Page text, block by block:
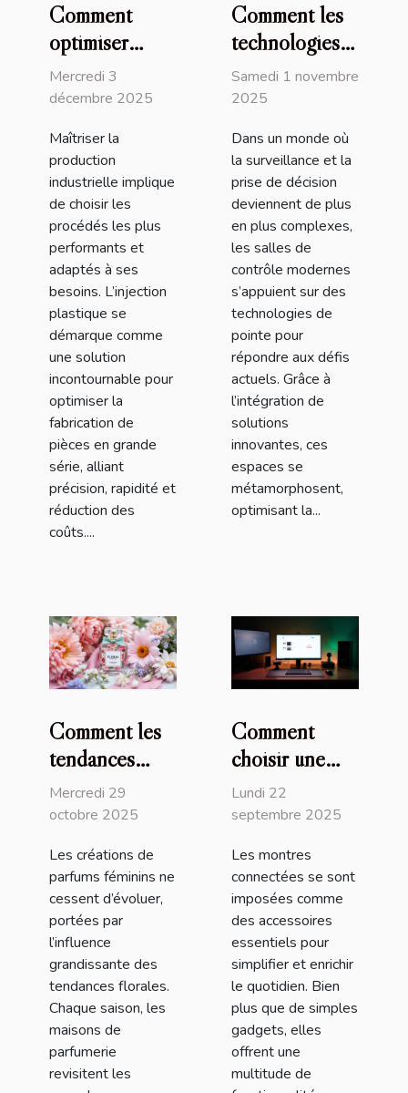
Comment
optimiser
votre
production
industrielle
grâce à
l'injection
plastique ?
Mercredi 3
décembre 2025
Maîtriser la
production
industrielle implique
de choisir les
procédés les plus
performants et
adaptés à ses
besoins. L’injection
plastique se
démarque comme
une solution
incontournable pour
optimiser la
fabrication de
pièces en grande
série, alliant
précision, rapidité et
réduction des
coûts....
Comment les
technologies
de pointe
transforment
contrôle
modernes ?
Samedi 1 novembre
2025
Dans un monde où
la surveillance et la
prise de décision
deviennent de plus
en plus complexes,
les salles de
contrôle modernes
s’appuient sur des
technologies de
pointe pour
répondre aux défis
actuels. Grâce à
l’intégration de
solutions
innovantes, ces
espaces se
métamorphosent,
optimisant la...
Comment les
tendances
florales
influencent-
elles les
créations de
parfums
féminins ?
Mercredi 29
octobre 2025
Les créations de
parfums féminins ne
cessent d’évoluer,
portées par
l’influence
grandissante des
tendances florales.
Chaque saison, les
maisons de
parfumerie
revisitent les
Comment
choisir une
montre
connectée
besoins
quotidiens ?
Lundi 22
septembre 2025
Les montres
connectées se sont
imposées comme
des accessoires
essentiels pour
simplifier et enrichir
le quotidien. Bien
plus que de simples
gadgets, elles
offrent une
multitude de